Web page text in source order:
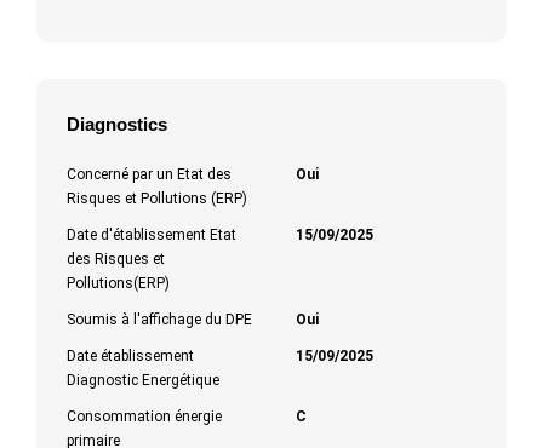
Diagnostics
Concerné par un Etat des
Risques et Pollutions (ERP)
Oui
Date d'établissement Etat
des Risques et
Pollutions(ERP)
15/09/2025
Soumis à l'affichage du DPE Oui
Date établissement
Diagnostic Energétique
15/09/2025
Consommation énergie
primaire
C